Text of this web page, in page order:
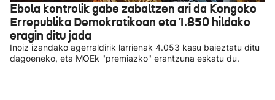
Ebola kontrolik gabe zabaltzen ari da Kongoko
Errepublika Demokratikoan eta 1.850 hildako
eragin ditu jada
Inoiz izandako agerraldirik larrienak 4.053 kasu baieztatu ditu
dagoeneko, eta MOEk "premiazko" erantzuna eskatu du.